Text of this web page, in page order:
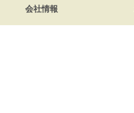
会社情報